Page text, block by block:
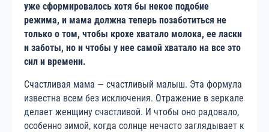
уже сформировалось хотя бы некое подобие
режима, и мама должна теперь позаботиться не
только о том, чтобы крохе хватало молока, ее ласки
и заботы, но и чтобы у нее самой хватало на все это
сил и времени.
Счастливая мама — счастливый малыш. Эта формула
известна всем без исключения. Отражение в зеркале
делает женщину счастливой. И чтобы оно радовало,
особенно зимой, когда солнце нечасто заглядывает к